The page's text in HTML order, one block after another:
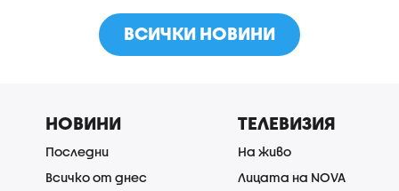
ВСИЧКИ НОВИНИ
НОВИНИ
Последни
Всичко от днес
ТЕЛЕВИЗИЯ
На живо
Лицата на NOVA